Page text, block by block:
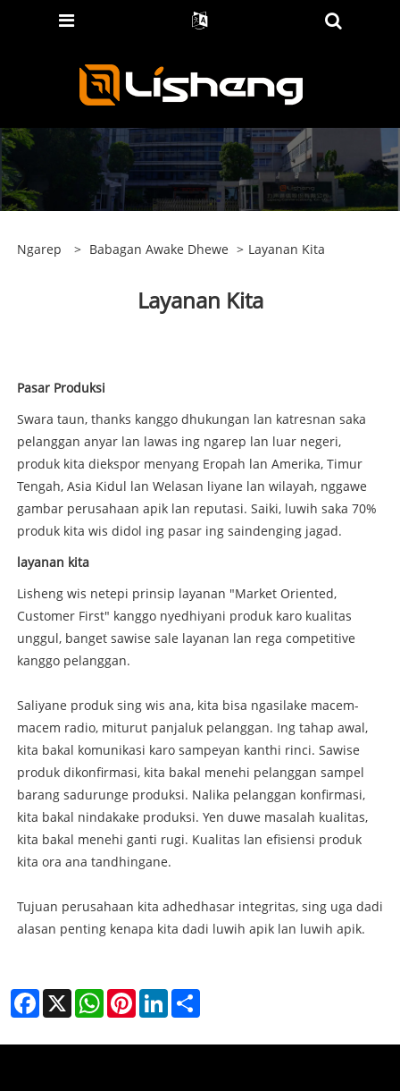
Ngarep > Babagan Awake Dhewe > Layanan Kita
Layanan Kita
Pasar Produksi
Swara taun, thanks kanggo dhukungan lan katresnan saka
pelanggan anyar lan lawas ing ngarep lan luar negeri,
produk kita diekspor menyang Eropah lan Amerika, Timur
Tengah, Asia Kidul lan Welasan liyane lan wilayah, nggawe
gambar perusahaan apik lan reputasi. Saiki, luwih saka 70%
produk kita wis didol ing pasar ing saindenging jagad.
layanan kita
Lisheng wis netepi prinsip layanan "Market Oriented,
Customer First" kanggo nyedhiyani produk karo kualitas
unggul, banget sawise sale layanan lan rega competitive
kanggo pelanggan.
Saliyane produk sing wis ana, kita bisa ngasilake macem-
macem radio, miturut panjaluk pelanggan. Ing tahap awal,
kita bakal komunikasi karo sampeyan kanthi rinci. Sawise
produk dikonfirmasi, kita bakal menehi pelanggan sampel
barang sadurunge produksi. Nalika pelanggan konfirmasi,
kita bakal nindakake produksi. Yen duwe masalah kualitas,
kita bakal menehi ganti rugi. Kualitas lan efisiensi produk
kita ora ana tandhingane.
Tujuan perusahaan kita adhedhasar integritas, sing uga dadi
alasan penting kenapa kita dadi luwih apik lan luwih apik.
Facebook
X WhatsAppPinterestLinkedIn